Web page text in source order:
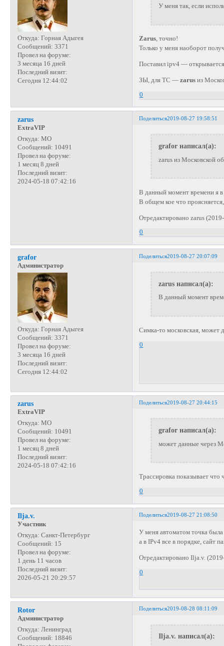
Откуда: Горная Адыгея
Сообщений: 3371
Провел на форуме:
3 месяца 16 дней
Последний визит:
Сегодня 12:44:02
У меня так, если
Zarus, точно!
Только у меня наоборот
Поставил ipv4 —
ЗЫ, для ТС —zarus из
0
Поделиться2019-08-27 19:58:51
zarus
ExtraVIP
Откуда: МО
Сообщений: 10491
Провел на форуме:
1 месяц 8 дней
Последний визит:
2024-05-18 07:42:16
grafor написал(а):
zarus из Московской
В данный момент времени я
В общем кое что проясняется,
Отредактировано zarus
0
Поделиться2019-08-27 20:07:09
grafor
Администратор
Откуда: Горная Адыгея
Сообщений: 3371
Провел на форуме:
3 месяца 16 дней
Последний визит:
Сегодня 12:44:02
zarus написал(а):
В данный момент
Симка-то московская, может
0
Поделиться2019-08-27 20:44:15
zarus
ExtraVIP
Откуда: МО
Сообщений: 10491
Провел на форуме:
1 месяц 8 дней
Последний визит:
2024-05-18 07:42:16
grafor написал(а):
может данные через
Трассировка показывает что
0
Поделиться2019-08-27 21:08:50
Ilja.v.
Участник
Откуда: Санкт-Петербург
Сообщений: 15
Провел на форуме:
1 день 11 часов
Последний визит:
2026-05-21 20:29:57
У меня автоматом точка
а в IPv4 все в порядке, сайт
Отредактировано Ilja.v.
0
Поделиться2019-08-28 08:11:09
Rotor
Администратор
Откуда: Ленинград
Сообщений: 18846
Ilja.v. написал(а):